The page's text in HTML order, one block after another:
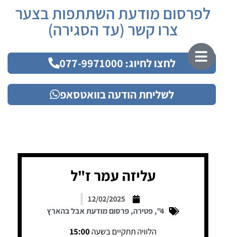
לפרסום מודעת השתתפות בצער
צרו קשר (עד הסגירה)
לחצו לחיוג: 077-9971000
לשליחת הודעה בוואטסאפ
עליזה עמר ז"ל
12/02/2025
4"
,פטירה,פרסום מודעת אבל בהארץ
הלוויה תתקיים בשעה15:00